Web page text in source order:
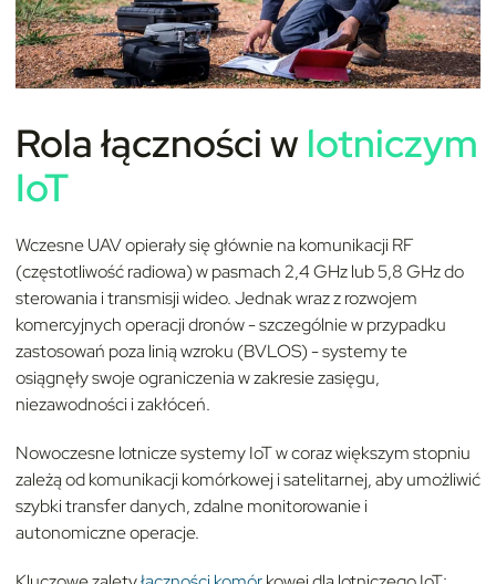
Rola łączności w lotniczym
IoT
Wczesne UAV opierały się głównie na komunikacji RF
(częstotliwość radiowa) w pasmach 2,4 GHz lub 5,8 GHz do
sterowania i transmisji wideo. Jednak wraz z rozwojem
komercyjnych operacji dronów - szczególnie w przypadku
zastosowań poza linią wzroku (BVLOS) - systemy te
osiągnęły swoje ograniczenia w zakresie zasięgu,
niezawodności i zakłóceń.
Nowoczesne lotnicze systemy IoT w coraz większym stopniu
zależą od komunikacji komórkowej i satelitarnej, aby umożliwić
szybki transfer danych, zdalne monitorowanie i
autonomiczne operacje.